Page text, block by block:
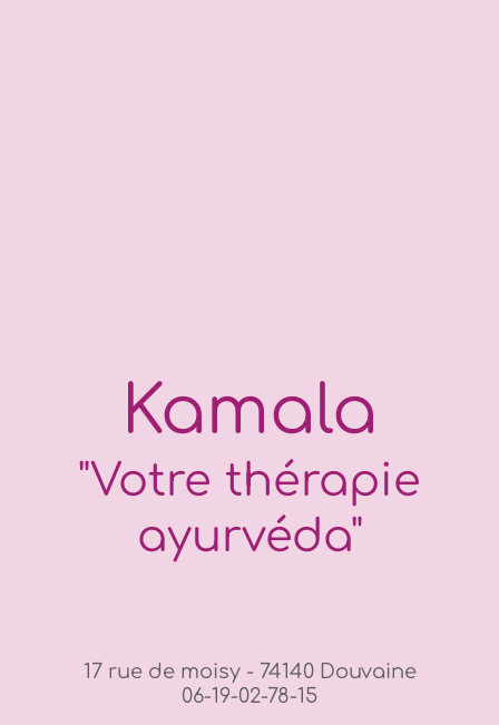
Kamala
"Votre thérapie
ayurvéda"
17 rue de moisy - 74140 Douvaine
06-19-02-78-15